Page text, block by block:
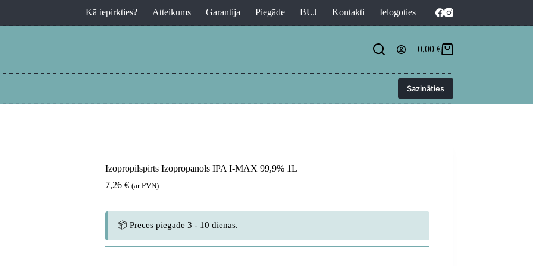
Kā iepirkties? Atteikums Garantija Piegāde BUJ Kontakti Ielogoties
Shopping
0,00 €
Sazināties
Izopropilspirts Izopropanols IPA I-MAX 99,9% 1L
7,26 € (ar PVN)
📦 Preces piegāde 3 - 10 dienas.